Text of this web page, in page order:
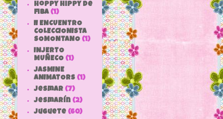
hoppy hippy de
fiba (1)
II ENCUENTRO
COLECCIONISTA
SOMONTANO (1)
INJERTO
MUÑECO (1)
JASMINE
ANIMATORS (1)
jesmar (7)
jesmarín (2)
juguete (60)